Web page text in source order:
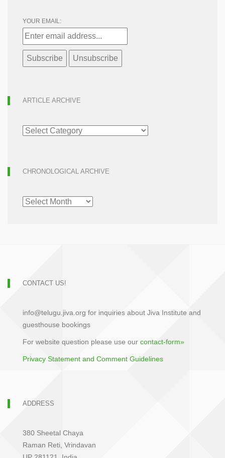
YOUR EMAIL:
ARTICLE ARCHIVE
ARTICLE
ARCHIVE
CHRONOLOGICAL ARCHIVE
CHRONOLOGICAL
ARCHIVE
CONTACT US!
info@telugu.jiva.org for inquiries about Jiva Institute and
guesthouse bookings
For website question please use our contact-form»
Privacy Statement and Comment Guidelines
ADDRESS
380 Sheetal Chaya
Raman Reti, Vrindavan